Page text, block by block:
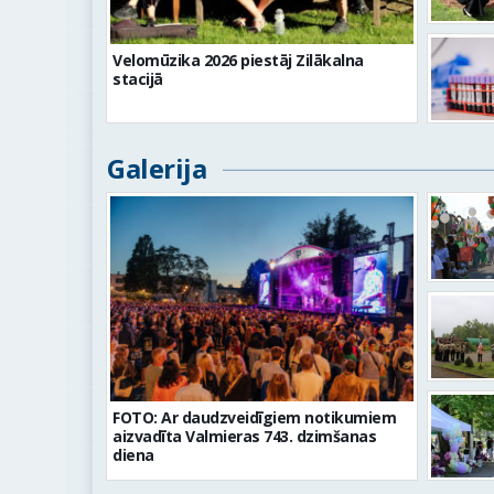
Velomūzika 2026 piestāj Zilākalna
stacijā
Galerija
FOTO: Ar daudzveidīgiem notikumiem
aizvadīta Valmieras 743. dzimšanas
diena